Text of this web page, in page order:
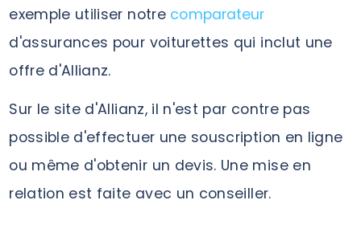
exemple utiliser notre comparateur
d'assurances pour voiturettes qui inclut une
offre d'Allianz.
Sur le site d'Allianz, il n'est par contre pas
possible d'effectuer une souscription en ligne
ou même d'obtenir un devis. Une mise en
relation est faite avec un conseiller.